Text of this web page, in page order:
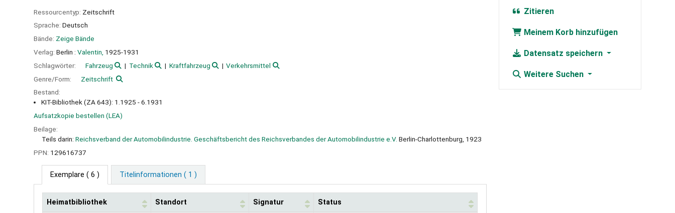
Ressourcentyp: Zeitschrift
Sprache: Deutsch
Bände: Zeige Bände
Verlag: Berlin : Valentin, 1925-1931
Schlagwörter:
Fahrzeug Technik Kraftfahrzeug
Verkehrsmittel
Genre/Form:
Zeitschrift
Bestand:
KIT-Bibliothek (ZA 643): 1.1925 - 6.1931
Aufsatzkopie bestellen (LEA)
Beilage:
Teils darin: Reichsverband der Automobilindustrie. Geschäftsbericht des Reichsverbandes der Automobilindustrie e.V. Berlin-Charlottenburg, 1923
PPN: 129616737
Exemplare ( 6 ) Titelinformationen ( 1 )
Heimatbibliothek Standort Signatur Status
Zitieren
Meinem Korb hinzufügen
Datensatz speichern
Weitere Suchen